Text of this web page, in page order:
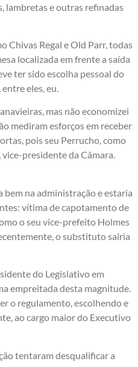
lambretas e outras refinadas
Chivas Regal e Old Parr, todas
localizada em frente a saída
ter sido escolha pessoal do
eles, eu.
mas não economizei
mediram esforços em receber
pois seu Perrucho, como
presidente da Câmara.
bem na administração e estaria
vítima de capotamento de
o seu vice-prefeito Holmes
o substituto sairia
do Legislativo em
empreitada desta magnitude.
o regulamento, escolhendo e
ao cargo maior do Executivo
tentaram desqualificar a